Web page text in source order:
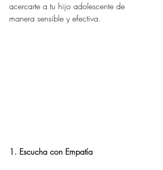
acercarte a tu hijo adolescente de
manera sensible y efectiva.
1. Escucha con Empatía